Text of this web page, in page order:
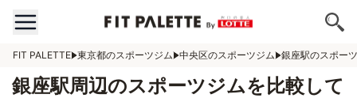
FIT PALETTE 東京都のスポーツジム 中央区のスポーツジム 銀座駅のスポー
銀座駅周辺のスポーツジムを比較して